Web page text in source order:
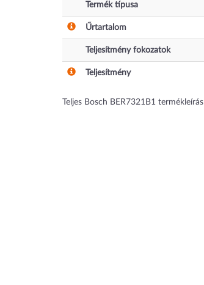
Termék típusa
Űrtartalom
Teljesítmény fokozatok
Teljesítmény
Teljes Bosch BER7321B1 termékleírás